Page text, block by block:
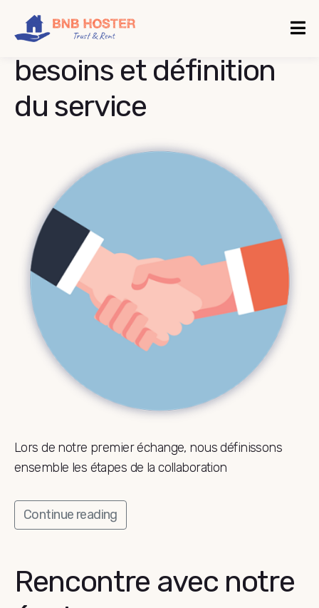
Compréhensions des
besoins et définition
du service
Lors de notre premier échange, nous définissons
ensemble les étapes de la collaboration
Continue reading
Rencontre avec notre